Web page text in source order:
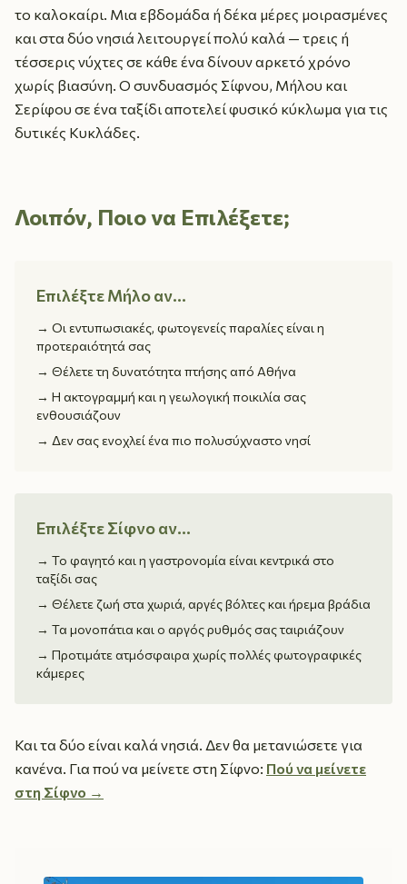
το καλοκαίρι. Μια εβδομάδα ή δέκα μέρες μοιρασμένες
και στα δύο νησιά λειτουργεί πολύ καλά — τρεις ή
τέσσερις νύχτες σε κάθε ένα δίνουν αρκετό χρόνο
χωρίς βιασύνη. Ο συνδυασμός Σίφνου, Μήλου και
Σερίφου σε ένα ταξίδι αποτελεί φυσικό κύκλωμα για τις
δυτικές Κυκλάδες.
Λοιπόν, Ποιο να Επιλέξετε;
Επιλέξτε Μήλο αν…
→ Οι εντυπωσιακές, φωτογενείς παραλίες είναι η
προτεραιότητά σας
→ Θέλετε τη δυνατότητα πτήσης από Αθήνα
→ Η ακτογραμμή και η γεωλογική ποικιλία σας
ενθουσιάζουν
→ Δεν σας ενοχλεί ένα πιο πολυσύχναστο νησί
Επιλέξτε Σίφνο αν…
→ Το φαγητό και η γαστρονομία είναι κεντρικά στο
ταξίδι σας
→ Θέλετε ζωή στα χωριά, αργές βόλτες και ήρεμα βράδια
→ Τα μονοπάτια και ο αργός ρυθμός σας ταιριάζουν
→ Προτιμάτε ατμόσφαιρα χωρίς πολλές φωτογραφικές
κάμερες
Και τα δύο είναι καλά νησιά. Δεν θα μετανιώσετε για
κανένα. Για πού να μείνετε στη Σίφνο: Πού να μείνετε
στη Σίφνο →